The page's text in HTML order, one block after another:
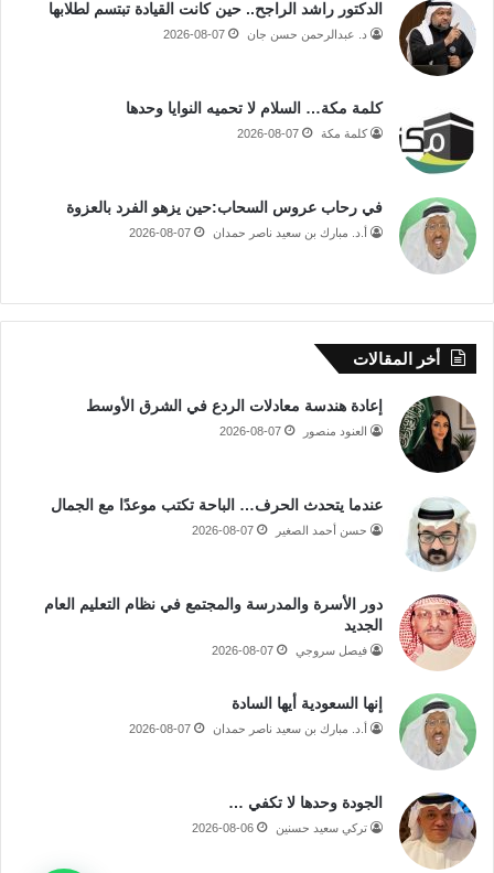
الدكتور راشد الراجح.. حين كانت القيادة تبتسم لطلابها
د. عبدالرحمن حسن جان 2026-08-07
كلمة مكة… السلام لا تحميه النوايا وحدها
كلمة مكة 2026-08-07
في رحاب عروس السحاب:حين يزهو الفرد بالعزوة
أ.د. مبارك بن سعيد ناصر حمدان 2026-08-07
أخر المقالات
إعادة هندسة معادلات الردع في الشرق الأوسط
العنود منصور 2026-08-07
عندما يتحدث الحرف… الباحة تكتب موعدًا مع الجمال
حسن أحمد الصغير 2026-08-07
دور الأسرة والمدرسة والمجتمع في نظام التعليم العام
الجديد
فيصل سروجي 2026-08-07
إنها السعودية أيها السادة
أ.د. مبارك بن سعيد ناصر حمدان 2026-08-07
الجودة وحدها لا تكفي …
تركي سعيد حسنين 2026-08-06